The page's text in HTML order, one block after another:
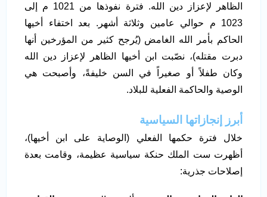
الظاهر لإعزاز دين الله. فترة نفوذها من 1021 م إلى
1023 م حوالي عامين وثلاثة أشهر. بعد اختفاء أخيها
الحاكم بأمر الله الغامض (يُرجح كثير من المؤرخين أنها
دبرت مقتله)، نصّبت ابن أخيها الظاهر لإعزاز دين الله
وكان طفلاً أو صغيراً في السن خليفةً، وأصبحت هي
الوصية والحاكمة الفعلية للبلاد.
أبرز إنجازاتها السياسية
خلال فترة حكمها الفعلي (الوصاية على ابن أخيها)،
أظهرت ست الملك حنكة سياسية عظيمة، وقامت بعدة
إصلاحات جذرية: